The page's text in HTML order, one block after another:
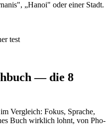
„Hanoi" oder einer Stadt.
test
— die 8
Vergleich: Fokus, Sprache,
Buch wirklich lohnt, von Pho-